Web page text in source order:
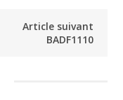
Article suivant
BADF1110